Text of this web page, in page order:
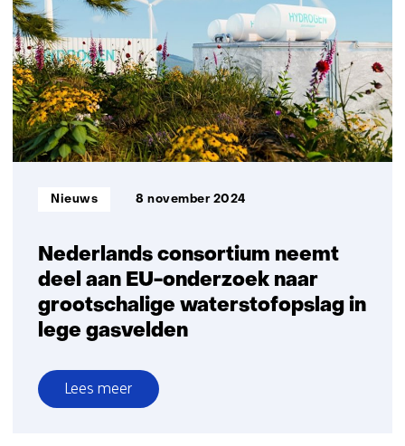
voor
behalen
energierichtlijn
vervoerssector
Nederlands consortium neemt
deel aan EU-onderzoek naar
grootschalige waterstofopslag in
lege gasvelden
Informatietype:
Nieuws 8 november 2024
Lees meer
over